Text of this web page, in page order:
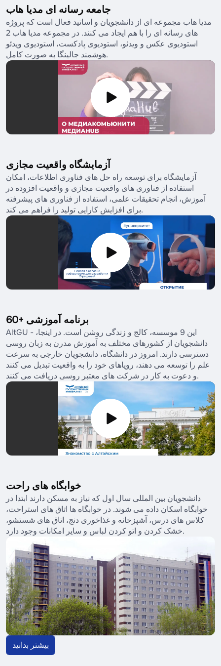
جامعه رسانه ای مدیا هاب
مدیا هاب مجموعه ای از دانشجویان و اساتید فعال است که پروژه
های رسانه ای را با هم ایجاد می کنند. در مجموعه مدیا هاب 2
استودیوی عکس و ویدئو، استودیوی پادکست، استودیوی ویدئو
هوشمند جالینگا به صورت کامل.
آزمایشگاه واقعیت مجازی
آزمایشگاه برای توسعه راه حل های فناوری اطلاعات، امکان
استفاده از فناوری های واقعیت مجازی و واقعیت افزوده در
آموزش، انجام تحقیقات علمی، استفاده از فناوری های پیشرفته
برای افزایش کارایی تولید را فراهم می کند.
60+ برنامه آموزشی
AltGU - این 9 موسسه، کالج و زندگی روشن است. در اینجا،
دانشجویان از کشورهای مختلف به آموزش مدرن به زبان روسی
دسترسی دارند. امروز در دانشگاه، دانشجویان خارجی به سرعت
علم را توسعه می دهند، رویاهای خود را به واقعیت تبدیل می کنند
و دعوت به کار در شرکت های معتبر روسی دریافت می کنند.
خوابگاه های راحت
دانشجویان بین المللی سال اول که نیاز به مسکن دارند ابتدا در
خوابگاه اسکان داده می شوند. در خوابگاه ها اتاق های استراحت،
کلاس های درس، آشپزخانه و غذاخوری دنج، اتاق های شستشو،
خشک کردن و اتو کردن لباس و سایر امکانات وجود دارد.
بیشتر بدانید